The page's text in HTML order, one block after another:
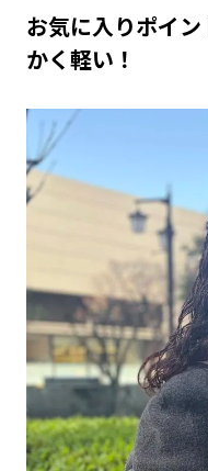
お気に入りポイ
かく軽い！